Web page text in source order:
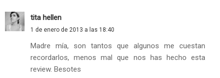
tita hellen
1 de enero de 2013 a las 18:40
Madre mía, son tantos que algunos me cuestan
recordarlos, menos mal que nos has hecho esta
review. Besotes